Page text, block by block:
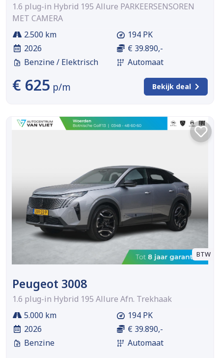
1.6 plug-in Hybrid 195 Allure PARKEERSENSOREN
MET CAMERA
2.500 km
2026
Benzine / Elektrisch
194 PK
€ 39.890,-
Automaat
€ 625 p/m Bekijk deal
BTW
Peugeot 3008
1.6 plug-in Hybrid 195 Allure Afn. Trekhaak
5.000 km
2026
Benzine
194 PK
€ 39.890,-
Automaat